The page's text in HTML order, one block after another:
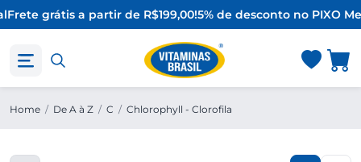
Frete grátis a partir de R$199,00!5% de desconto no PIXO
Home / De A à Z / C / Chlorophyll - Clorofila